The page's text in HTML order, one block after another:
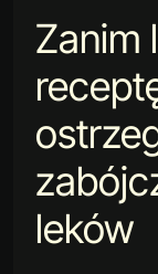
Zanim
leków